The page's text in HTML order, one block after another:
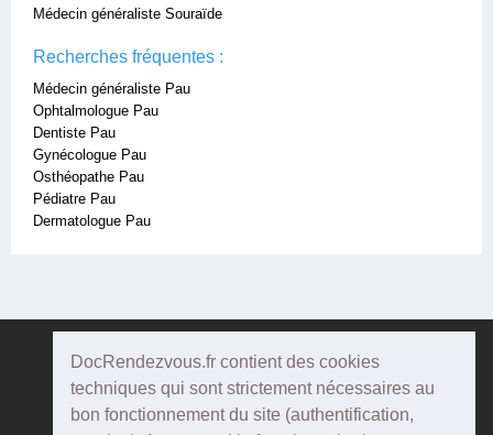
DocRendezvous.fr contient des cookies
techniques qui sont strictement nécessaires au
bon fonctionnement du site (authentification,
Médecin généraliste Souraïde
Recherches fréquentes :
Médecin généraliste Pau
Ophtalmologue Pau
Dentiste Pau
Gynécologue Pau
Osthéopathe Pau
Pédiatre Pau
Dermatologue Pau
DocRendezvous